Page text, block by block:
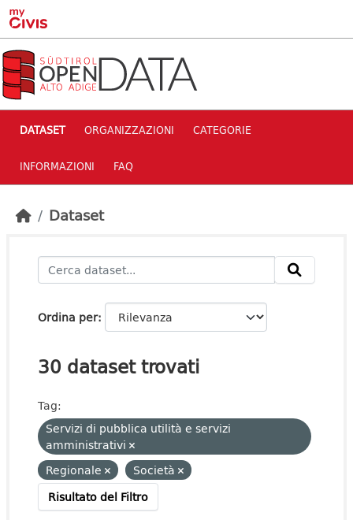
Skip to main content
DATASET ORGANIZZAZIONI CATEGORIE
INFORMAZIONI FAQ
Dataset
Ordina per
30 dataset trovati
Tag:
Servizi di pubblica utilità e servizi
amministrativi
Regionale
Società
Risultato del Filtro